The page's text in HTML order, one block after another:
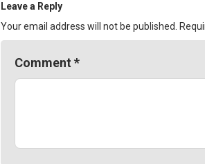
Leave a Reply
Your email address will not be published.
Comment *